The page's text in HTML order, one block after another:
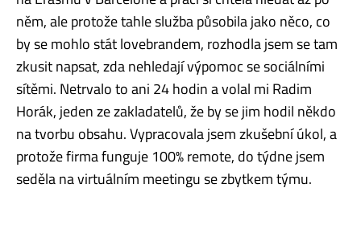
něm, ale protože tahle služba působila jako něco, co
by se mohlo stát lovebrandem, rozhodla jsem se tam
zkusit napsat, zda nehledají výpomoc se sociálními
sítěmi. Netrvalo to ani 24 hodin a volal mi Radim
Horák, jeden ze zakladatelů, že by se jim hodil někdo
na tvorbu obsahu. Vypracovala jsem zkušební úkol, a
protože firma funguje 100% remote, do týdne jsem
seděla na virtuálním meetingu se zbytkem týmu.